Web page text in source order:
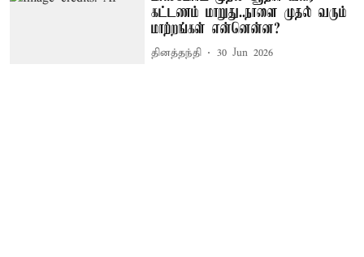
கட்டணம் மாறுது..நாளை முதல் வரும்
மாற்றங்கள் என்னென்ன?
தினத்தந்தி 30 Jun 2026